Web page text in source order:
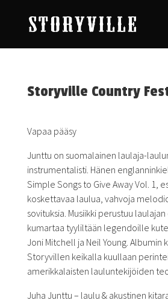
Storyville Country
Vapaa pääsy
Junttu on suomalainen laulaja-
instrumentalisti. Hänen
Simple Songs to Give Away Vol. 1,
koskettavaa laulua, vahvoja
sovituksia. Musiikki perustuu
kumartaa tyyliltään legendoille
Joni Mitchell ja Neil Young. Albumin
Storyvillen keikalla kuullaan
amerikkalaisten lauluntekijöiden
Juha Junttu – laulu & akustinen